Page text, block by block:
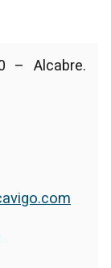
– Alcabre.